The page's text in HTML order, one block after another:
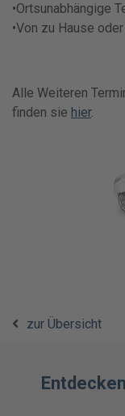
•Ortsunabhängige
•Von zu Hause
Alle Weiteren
finden sie hier.
zur Übersicht